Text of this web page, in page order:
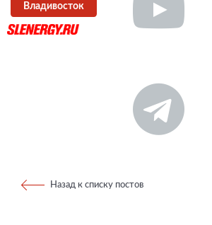
Владивосток
Назад к списку постов